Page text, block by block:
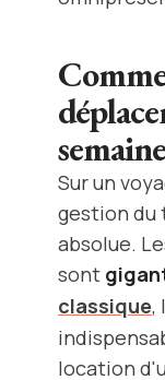
Sur un
gestion du
absolue.
sont
classique,
location